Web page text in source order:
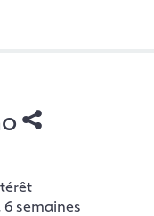
semaines